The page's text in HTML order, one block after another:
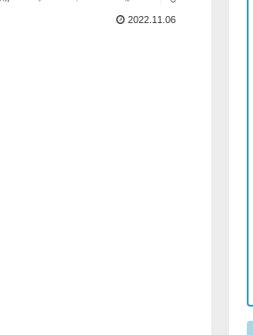
2022.11.06